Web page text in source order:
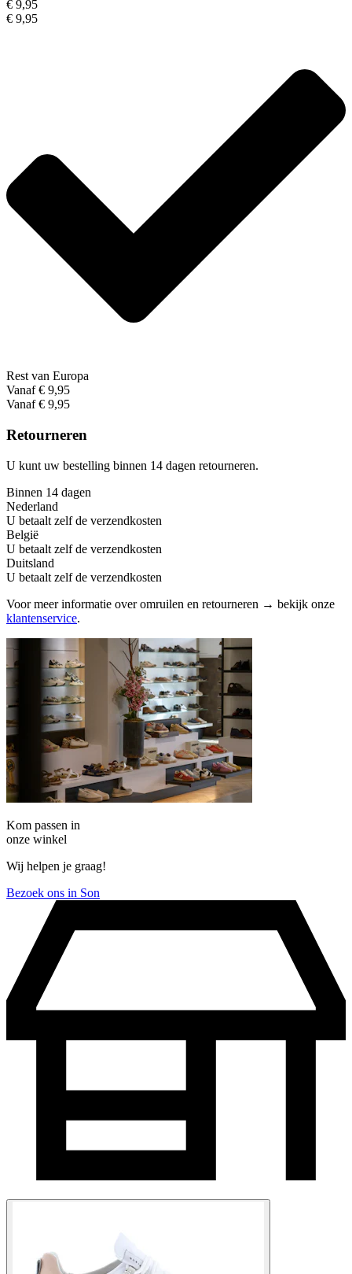
€ 9,95
€ 9,95
Rest van Europa
Vanaf € 9,95
Vanaf € 9,95
Retourneren
U kunt uw bestelling binnen 14 dagen retourneren.
Binnen 14 dagen
Nederland
U betaalt zelf de verzendkosten
België
U betaalt zelf de verzendkosten
Duitsland
U betaalt zelf de verzendkosten
Voor meer informatie over omruilen en retourneren → bekijk onze
klantenservice.
Kom passen in
onze winkel
Wij helpen je graag!
Bezoek ons in Son